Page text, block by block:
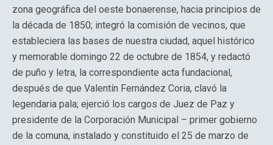
zona geográfica del oeste bonaerense, hacia principios de
la década de 1850; integró la comisión de vecinos, que
estableciera las bases de nuestra ciudad, aquel histórico
y memorable domingo 22 de octubre de 1854, y redactó
de puño y letra, la correspondiente acta fundacional,
después de que Valentín Fernández Coria, clavó la
legendaria pala; ejerció los cargos de Juez de Paz y
presidente de la Corporación Municipal – primer gobierno
de la comuna, instalado y constituido el 25 de marzo de